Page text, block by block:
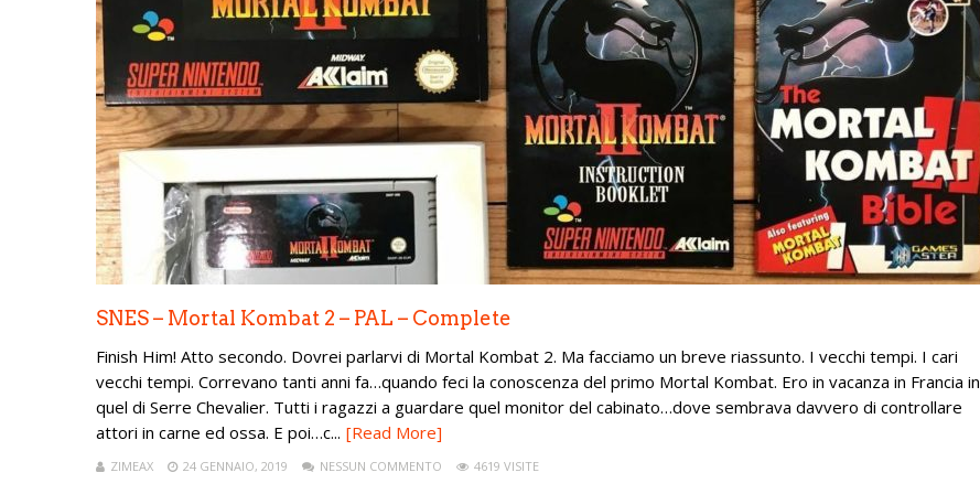
SNES – Mortal Kombat 2 – PAL – Complete
Finish Him! Atto secondo. Dovrei parlarvi di Mortal Kombat 2. Ma facciamo un breve riassunto. I vecchi tempi. I cari
vecchi tempi. Correvano tanti anni fa…quando feci la conoscenza del primo Mortal Kombat. Ero in vacanza in Francia in
quel di Serre Chevalier. Tutti i ragazzi a guardare quel monitor del cabinato…dove sembrava davvero di controllare
attori in carne ed ossa. E poi…c... [Read More]
ZIMEAX 24 GENNAIO, 2019 NESSUN COMMENTO 4619 VISITE